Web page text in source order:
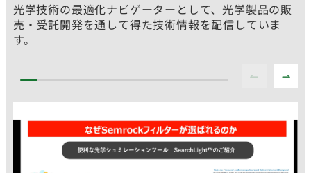
光学技術の最適化ナビゲーターとして、光学製品の販
売・受託開発を通して得た技術情報を配信していま
す。